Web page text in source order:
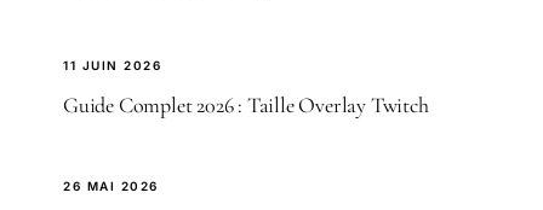
11 JUIN 2026
Guide Complet 2026 : Taille Overlay Twitch
26 MAI 2026